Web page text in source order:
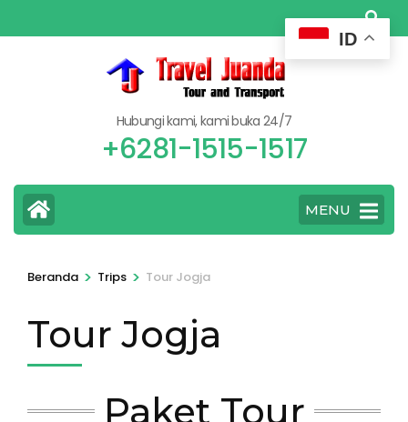
ke
Hubungi kami, kami buka 24/7
+6281-1515-1517
MENU
Beranda > Trips > Tour Jogja
Tour Jogja
Paket Tour
ID